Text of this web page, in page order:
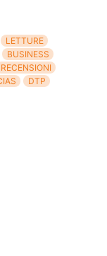
LETTURE
BUSINESS
RECENSIONI
DTP